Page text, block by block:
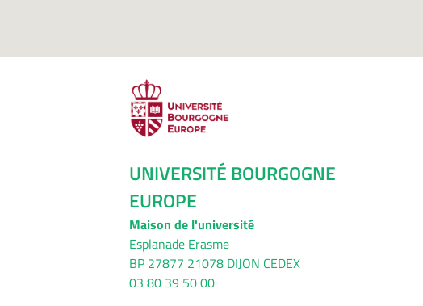
UNIVERSITÉ BOURGOGNE
EUROPE
Maison de l'université
Esplanade Erasme
BP 27877 21078 DIJON CEDEX
03 80 39 50 00